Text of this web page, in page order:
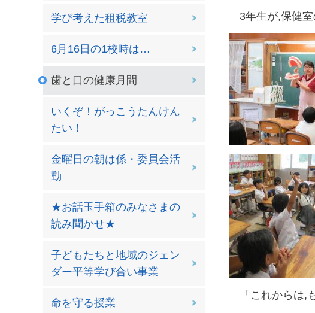
学び考えた租税教室
6月16日の1校時は…
歯と口の健康月間
いくぞ！がっこうたんけん
たい！
金曜日の朝は係・委員会活
動
★お話玉手箱のみなさまの
読み聞かせ★
子どもたちと地域のジェン
ダー平等学び合い事業
命を守る授業
3年生が,保健室
「これからは,